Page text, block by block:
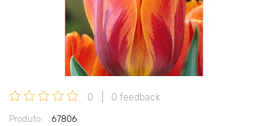
0 0 feedback
Produto:
67806